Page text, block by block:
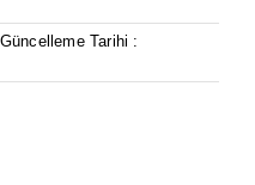
Tarihi :